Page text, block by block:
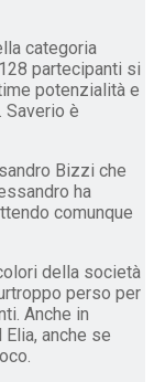
categoria
partecipanti si
potenzialità e
Saverio è
Bizzi che
ha
comunque
della società
perso per
Anche in
anche se